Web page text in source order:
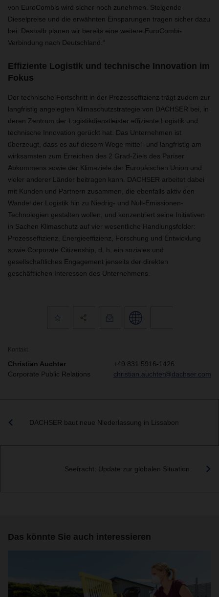
von EuroCombis wird sicher noch zunehmen. Steigende
Dieselpreise und die erwähnten Einsparungen tragen sicher dazu
bei. Deshalb planen wir bereits eine weitere EuroCombi-
Verbindung nach Deutschland.“
Effiziente Logistik und technische Innovation im
Fokus
Der technische Fortschritt in der Prozesseffizienz trägt zudem zur
langfristig angelegten Klimaschutzstrategie von DACHSER bei, in
deren Zentrum der Logistikdienstleister effiziente Logistik und
technische Innovation gerückt hat. Das Unternehmen ist
überzeugt, dass es auf diesem Wege mittel- und langfristig am
wirksamsten zum Erreichen des 2 Grad-Ziels des Pariser
Abkommens sowie der Klimaziele der Europäischen Union und
vieler anderer Länder beitragen kann. DACHSER arbeitet dabei
mit Kunden und Partnern zusammen, die ebenfalls aktiv den
Wandel der Logistik hin zu Niedrig- und Null-Emissionen-
Technologien gestalten wollen, und konzentriert seine Initiativen
in Sachen Klimaschutz auf vier wesentliche Handlungsfelder:
Prozesseffizienz, Energieeffizienz, Forschung und Entwicklung
sowie Corporate Citizenship, d. h. ein soziales und
gesellschaftliches Engagement jenseits der direkten
geschäftlichen Interessen des Unternehmens.
Kontakt
Christian Auchter
Corporate Public Relations
+49 831 5916-1426
christian.auchter@dachser.com
DACHSER baut neue Niederlassung in Lissabon
Seefracht: Update zur globalen Situation
Das könnte Sie auch interessieren